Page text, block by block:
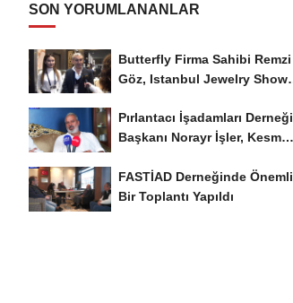
SON YORUMLANANLAR
Butterfly Firma Sahibi Remzi
Göz, Istanbul Jewelry Show
Pırlantacı İşadamları Derneği
Başkanı Norayr İşler, Kesme
FASTİAD Derneğinde Önemli
Bir Toplantı Yapıldı